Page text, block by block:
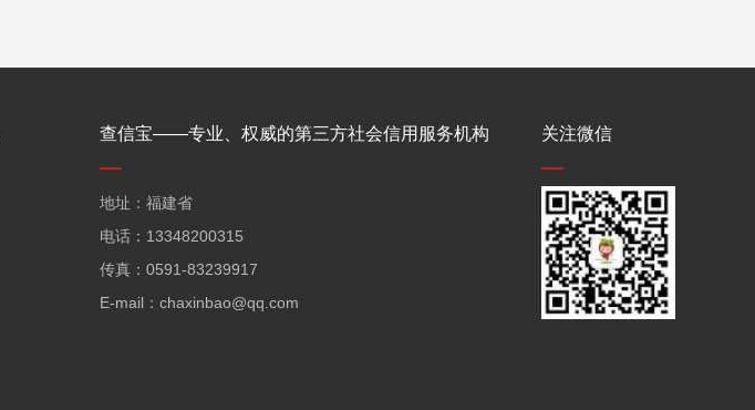
查信宝——专业、权威的第三方社会信用服务机构
地址：福建省
电话：13348200315
传真：0591-83239917
E-mail： chaxinbao@qq.com
关注微信